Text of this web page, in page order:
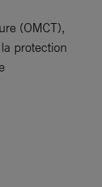
(OMCT),
protection